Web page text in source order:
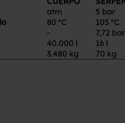
atm
5 bar
80 ºC
105 ºC
-
7,72 bar
40.000 l
16 l
3.480 kg 70 kg